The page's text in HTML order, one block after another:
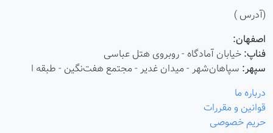
(آدرس )
اصفهان:
فناپ:خیابان آمادگاه - روبروی هتل عباسی
سپهر: سپاهان‌شهر - میدان غدیر - مجتمع هفت‌نگین - طبقه ا
درباره ما
قوانین و مقررات
حریم خصوصی